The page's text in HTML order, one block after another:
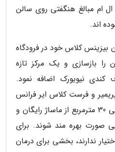
ام مبالغ هنگفتی روی سالن
اند.
در سال 2019، سالن بیزینس کلاس خود در فرودگاه
را بازسازی و یک مرکز تازه
کندی نیویورک اضافه نمود.
و فرست کلاس ایر فرانس
می توانند در فضایی به بزرگی 30 مترمربع از ماساژ رایگان و
زیبایی صورت بهره مند شوند. برای
ندارند، بخشی برای درمان